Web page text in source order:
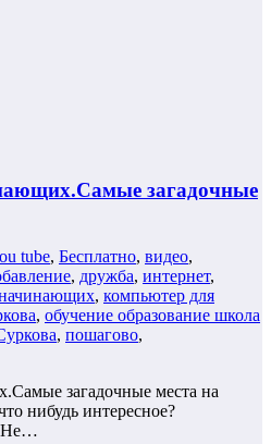
загадочные
tube, Бесплатно, видео,
, дружба, интернет,
, компьютер для
, обучение образование школа
, пошагово,
загадочные места на
нибудь интересное?
Не…